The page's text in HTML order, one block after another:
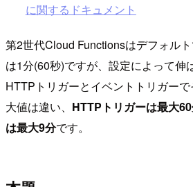
に関するドキュメント
第2世代Cloud Functionsはデフォル
は1分(60秒)ですが、設定によって伸
HTTPトリガーとイベントトリガー
大値は違い、 HTTPトリガーは最大
は最大9分です。